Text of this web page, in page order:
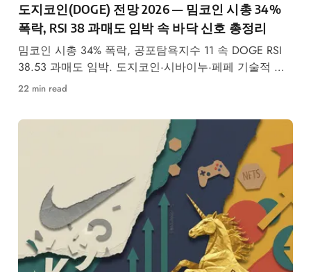
도지코인(DOGE) 전망 2026 — 밈코인 시총 34%
폭락, RSI 38 과매도 임박 속 바닥 신호 총정리
밈코인 시총 34% 폭락, 공포탐욕지수 11 속 DOGE RSI
38.53 과매도 임박. 도지코인·시바이누·페페 기술적 분
석과 바닥 시나리오를 데이터로 진단합니다.
22 min read